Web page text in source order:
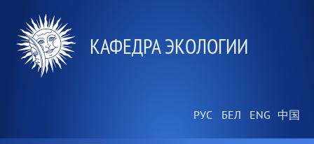
КАФЕДРА ЭКОЛОГИИ